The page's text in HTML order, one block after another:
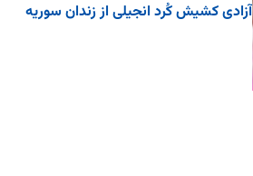
آزادی کشیش کُرد انجیلی از زندان سوریه